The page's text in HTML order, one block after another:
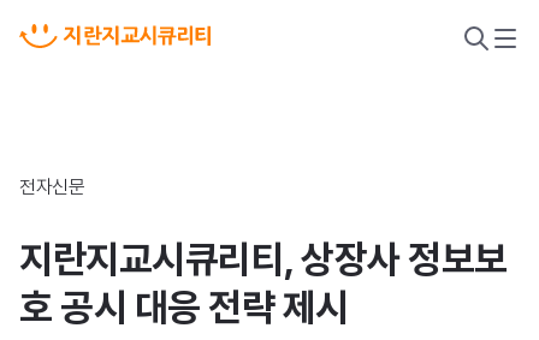
검메
전자신문
지란지교시큐리티, 상장사 정보보
호 공시 대응 전략 제시